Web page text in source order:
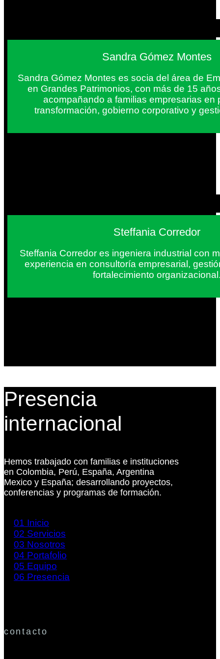
Sandra Gómez Montes
Sandra Gómez Montes es socia del área de
en Grandes Patrimonios, con más de 15
acompañando a familias empresarias en
transformación, gobierno corporativo y
Steffania Corredor
Steffania Corredor es ingeniera industrial con
experiencia en consultoría empresarial,
fortalecimiento
Presencia
internacional
Hemos trabajado con familias e instituciones
en Colombia, Perú, España, Argentina
Mexico y España; desarrollando proyectos,
conferencias y programas de formación.
01 Inicio
02 Servicios
03 Nosotros
04 Portafolio
05 Equipo
06 Presencia
contacto